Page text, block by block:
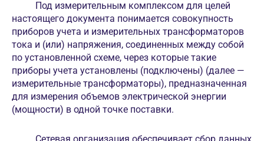
Под измерительным комплексом для целей
настоящего документа понимается совокупность
приборов учета и измерительных трансформаторов
тока и (или) напряжения, соединенных между собой
по установленной схеме, через которые такие
приборы учета установлены (подключены) (далее —
измерительные трансформаторы), предназначенная
для измерения объемов электрической энергии
(мощности) в одной точке поставки.